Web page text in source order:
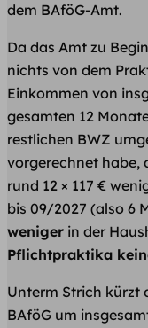
dem BAföG-Amt.
Da das Amt zu
nichts von dem
Einkommen von
gesamten 12
restlichen BWZ
vorgerechnet habe,
rund 12 × 117 €
bis 09/2027 (also 6
weniger in der
Pflichtpraktika
Unterm Strich kürzt
BAföG um